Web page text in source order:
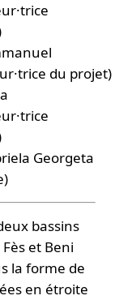
du projet)
Georgeta
bassins
et Beni
la forme de
en étroite